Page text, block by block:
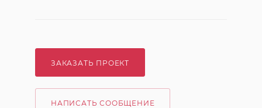
ЗАКАЗАТЬ ПРОЕКТ
НАПИСАТЬ СООБЩЕНИЕ